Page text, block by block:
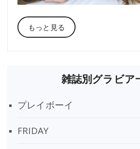
もっと見る
雑誌別グラビア
プレイボーイ
FRIDAY